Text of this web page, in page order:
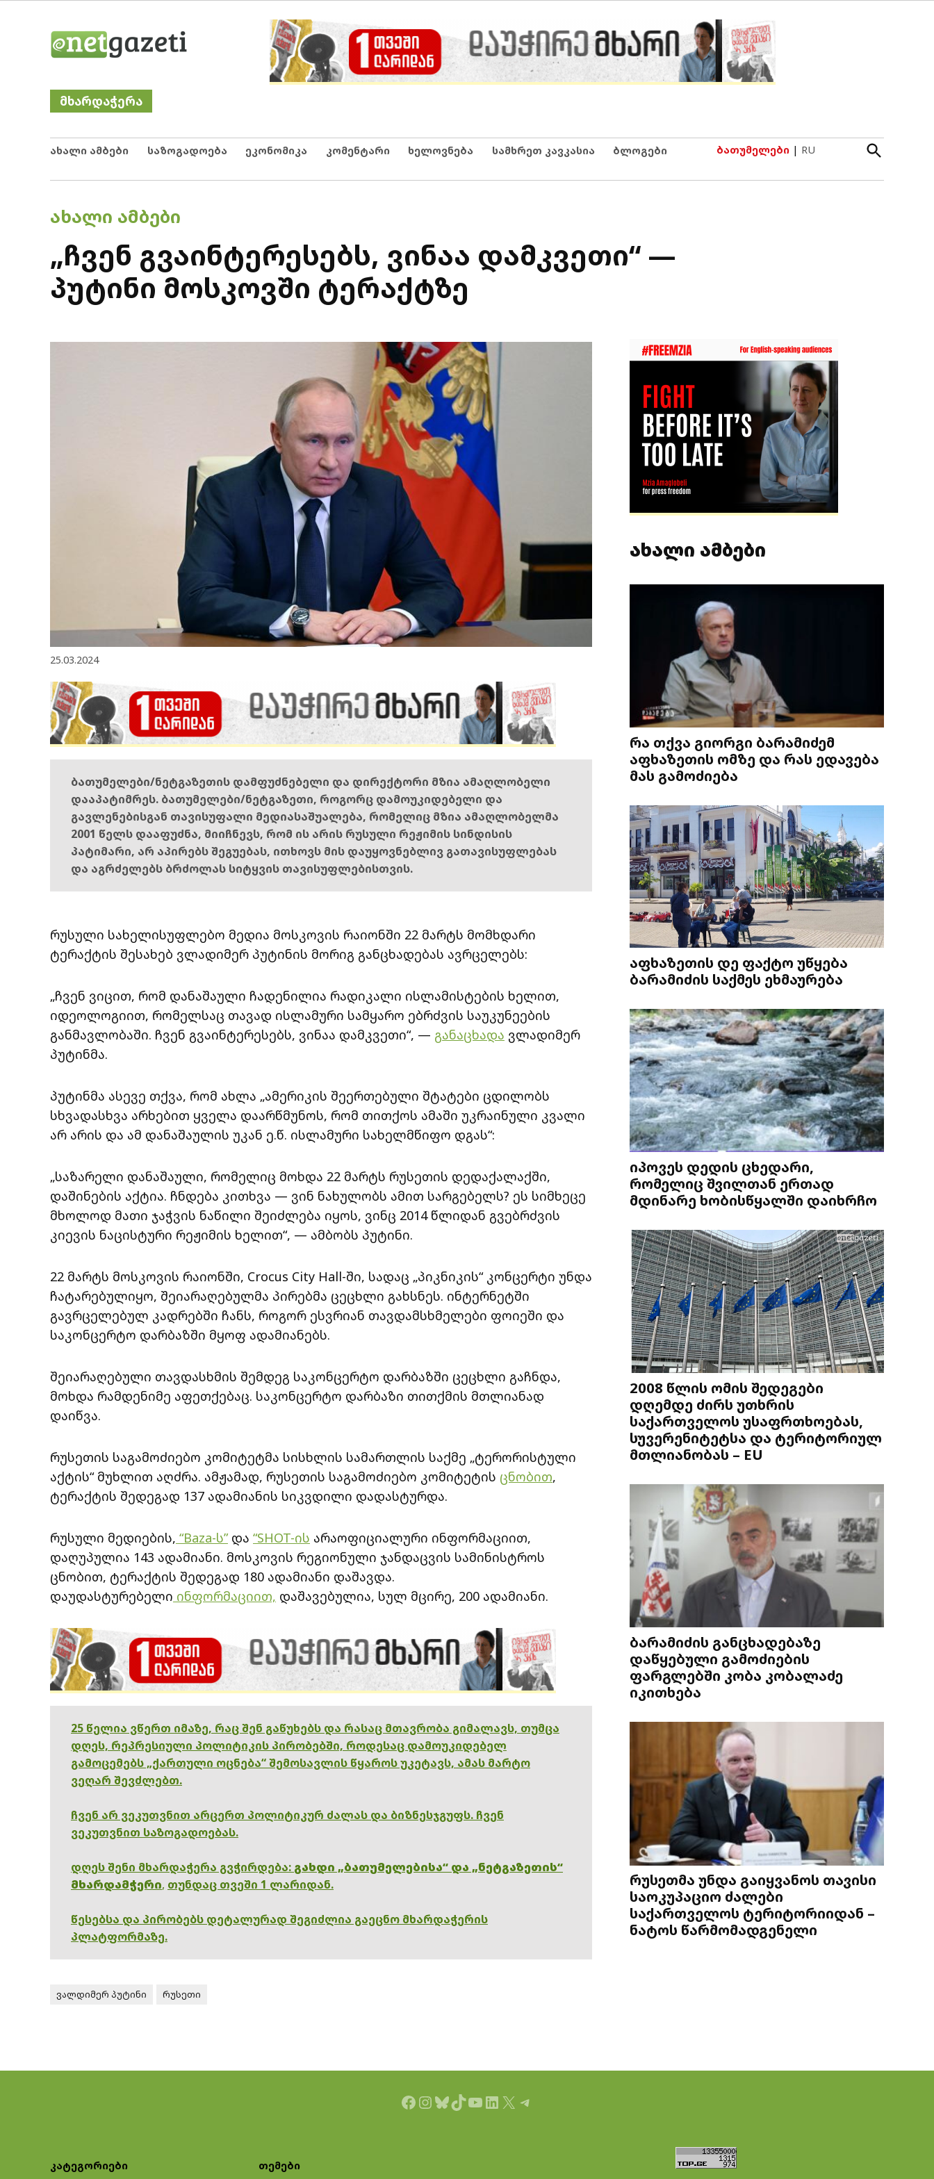
Netgazeti
მხარდაჭერა
ახალი ამბები საზოგადოება ეკონომიკა კომენტარი ხელოვნება სამხრეთ კავკასია ბლოგები ბათუმელები | RU
Open
Search
POSTED
ᲐᲮᲐᲚᲘ ᲐᲛᲑᲔᲑᲘ
„ჩვენ გვაინტერესებს, ვინაა დამკვეთი“ —
პუტინი მოსკოვში ტერაქტზე
25.03.2024
ბათუმელები/ნეტგაზეთის დამფუძნებელი და დირექტორი მზია ამაღლობელი
დააპატიმრეს. ბათუმელები/ნეტგაზეთი, როგორც დამოუკიდებელი და
გავლენებისგან თავისუფალი მედიასაშუალება, რომელიც მზია ამაღლობელმა
2001 წელს დააფუძნა, მიიჩნევს, რომ ის არის რუსული რეჟიმის სინდისის
პატიმარი, არ აპირებს შეგუებას, ითხოვს მის დაუყოვნებლივ გათავისუფლებას
და აგრძელებს ბრძოლას სიტყვის თავისუფლებისთვის.
რუსული სახელისუფლებო მედია მოსკოვის რაიონში 22 მარტს მომხდარი
ტერაქტის შესახებ ვლადიმერ პუტინის მორიგ განცხადებას ავრცელებს:
„ჩვენ ვიცით, რომ დანაშაული ჩადენილია რადიკალი ისლამისტების ხელით,
იდეოლოგიით, რომელსაც თავად ისლამური სამყარო ებრძვის საუკუნეების
განმავლობაში. ჩვენ გვაინტერესებს, ვინაა დამკვეთი“, — განაცხადა ვლადიმერ
პუტინმა.
პუტინმა ასევე თქვა, რომ ახლა „ამერიკის შეერთებული შტატები ცდილობს
სხვადასხვა არხებით ყველა დაარწმუნოს, რომ თითქოს ამაში უკრაინული კვალი
არ არის და ამ დანაშაულის უკან ე.წ. ისლამური სახელმწიფო დგას“:
„საზარელი დანაშაული, რომელიც მოხდა 22 მარტს რუსეთის დედაქალაქში,
დაშინების აქტია. ჩნდება კითხვა — ვინ ნახულობს ამით სარგებელს? ეს სიმხეცე
მხოლოდ მათი ჯაჭვის ნაწილი შეიძლება იყოს, ვინც 2014 წლიდან გვებრძვის
კიევის ნაცისტური რეჟიმის ხელით“, — ამბობს პუტინი.
22 მარტს მოსკოვის რაიონში, Crocus City Hall-ში, სადაც „პიკნიკის“ კონცერტი უნდა
ჩატარებულიყო, შეიარაღებულმა პირებმა ცეცხლი გახსნეს. ინტერნეტში
გავრცელებულ კადრებში ჩანს, როგორ ესვრიან თავდამსხმელები ფოიეში და
საკონცერტო დარბაზში მყოფ ადამიანებს.
შეიარაღებული თავდასხმის შემდეგ საკონცერტო დარბაზში ცეცხლი გაჩნდა,
მოხდა რამდენიმე აფეთქებაც. საკონცერტო დარბაზი თითქმის მთლიანად
დაიწვა.
რუსეთის საგამოძიებო კომიტეტმა სისხლის სამართლის საქმე „ტერორისტული
აქტის“ მუხლით აღძრა. ამჟამად, რუსეთის საგამოძიებო კომიტეტის ცნობით,
ტერაქტის შედეგად 137 ადამიანის სიკვდილი დადასტურდა.
რუსული მედიების, “Baza-ს”და “SHOT-ის არაოფიციალური ინფორმაციით,
დაღუპულია 143 ადამიანი. მოსკოვის რეგიონული ჯანდაცვის სამინისტროს
ცნობით, ტერაქტის შედეგად 180 ადამიანი დაშავდა.
დაუდასტურებელი ინფორმაციით, დაშავებულია, სულ მცირე, 200 ადამიანი.
25 წელია ვწერთ იმაზე, რაც შენ გაწუხებს და რასაც მთავრობა გიმალავს, თუმცა
დღეს, რეპრესიული პოლიტიკის პირობებში, როდესაც დამოუკიდებელ
გამოცემებს „ქართული ოცნება“ შემოსავლის წყაროს უკეტავს, ამას მარტო
ვეღარ შევძლებთ.
ჩვენ არ ვეკუთვნით არცერთ პოლიტიკურ ძალას და ბიზნესჯგუფს. ჩვენ
ვეკუთვნით საზოგადოებას.
დღეს შენი მხარდაჭერა გვჭირდება: გახდი „ბათუმელებისა“ და „ნეტგაზეთის“
მხარდამჭერი, თუნდაც თვეში 1 ლარიდან.
წესებსა და პირობებს დეტალურად შეგიძლია გაეცნო მხარდაჭერის
პლატფორმაზე.
ვალდიმერ პუტინი რუსეთი
ახალი ამბები
რა თქვა გიორგი ბარამიძემ
აფხაზეთის ომზე და რას ედავება
მას გამოძიება
აფხაზეთის დე ფაქტო უწყება
ბარამიძის საქმეს ეხმაურება
იპოვეს დედის ცხედარი,
რომელიც შვილთან ერთად
მდინარე ხობისწყალში დაიხრჩო
2008 წლის ომის შედეგები
დღემდე ძირს უთხრის
საქართველოს უსაფრთხოებას,
სუვერენიტეტსა და ტერიტორიულ
მთლიანობას – EU
ბარამიძის განცხადებაზე
დაწყებული გამოძიების
ფარგლებში კობა კობალაძე
იკითხება
რუსეთმა უნდა გაიყვანოს თავისი
საოკუპაციო ძალები
საქართველოს ტერიტორიიდან –
ნატოს წარმომადგენელი
Facebook
Instagram
Bluesky
TikTok
YouTube
LinkedIn
X Telegram
კატეგორიები თემები